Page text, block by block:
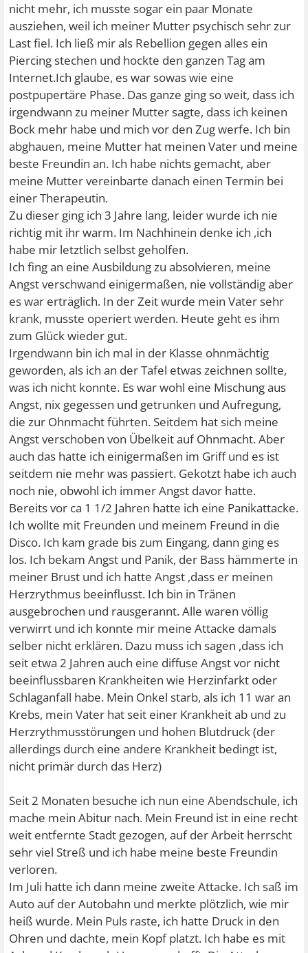
nicht mehr, ich musste sogar ein paar Monate
ausziehen, weil ich meiner Mutter psychisch sehr zur
Last fiel. Ich ließ mir als Rebellion gegen alles ein
Piercing stechen und hockte den ganzen Tag am
Internet.Ich glaube, es war sowas wie eine
postpupertäre Phase. Das ganze ging so weit, dass ich
irgendwann zu meiner Mutter sagte, dass ich keinen
Bock mehr habe und mich vor den Zug werfe. Ich bin
abghauen, meine Mutter hat meinen Vater und meine
beste Freundin an. Ich habe nichts gemacht, aber
meine Mutter vereinbarte danach einen Termin bei
einer Therapeutin.
Zu dieser ging ich 3 Jahre lang, leider wurde ich nie
richtig mit ihr warm. Im Nachhinein denke ich ,ich
habe mir letztlich selbst geholfen.
Ich fing an eine Ausbildung zu absolvieren, meine
Angst verschwand einigermaßen, nie vollständig aber
es war erträglich. In der Zeit wurde mein Vater sehr
krank, musste operiert werden. Heute geht es ihm
zum Glück wieder gut.
Irgendwann bin ich mal in der Klasse ohnmächtig
geworden, als ich an der Tafel etwas zeichnen sollte,
was ich nicht konnte. Es war wohl eine Mischung aus
Angst, nix gegessen und getrunken und Aufregung,
die zur Ohnmacht führten. Seitdem hat sich meine
Angst verschoben von Übelkeit auf Ohnmacht. Aber
auch das hatte ich einigermaßen im Griff und es ist
seitdem nie mehr was passiert. Gekotzt habe ich auch
noch nie, obwohl ich immer Angst davor hatte.
Bereits vor ca 1 1/2 Jahren hatte ich eine Panikattacke.
Ich wollte mit Freunden und meinem Freund in die
Disco. Ich kam grade bis zum Eingang, dann ging es
los. Ich bekam Angst und Panik, der Bass hämmerte in
meiner Brust und ich hatte Angst ,dass er meinen
Herzrythmus beeinflusst. Ich bin in Tränen
ausgebrochen und rausgerannt. Alle waren völlig
verwirrt und ich konnte mir meine Attacke damals
selber nicht erklären. Dazu muss ich sagen ,dass ich
seit etwa 2 Jahren auch eine diffuse Angst vor nicht
beeinflussbaren Krankheiten wie Herzinfarkt oder
Schlaganfall habe. Mein Onkel starb, als ich 11 war an
Krebs, mein Vater hat seit einer Krankheit ab und zu
Herzrythmusstörungen und hohen Blutdruck (der
allerdings durch eine andere Krankheit bedingt ist,
nicht primär durch das Herz)
Seit 2 Monaten besuche ich nun eine Abendschule, ich
mache mein Abitur nach. Mein Freund ist in eine recht
weit entfernte Stadt gezogen, auf der Arbeit herrscht
sehr viel Streß und ich habe meine beste Freundin
verloren.
Im Juli hatte ich dann meine zweite Attacke. Ich saß im
Auto auf der Autobahn und merkte plötzlich, wie mir
heiß wurde. Mein Puls raste, ich hatte Druck in den
Ohren und dachte, mein Kopf platzt. Ich habe es mit